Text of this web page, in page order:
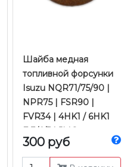
Шайба медная
топливной форсунки
Isuzu NQR71/75/90 |
NPR75 | FSR90 |
FVR34 | 4HK1 / 6HK1
Е-3/4/5 | JMC
300 руб